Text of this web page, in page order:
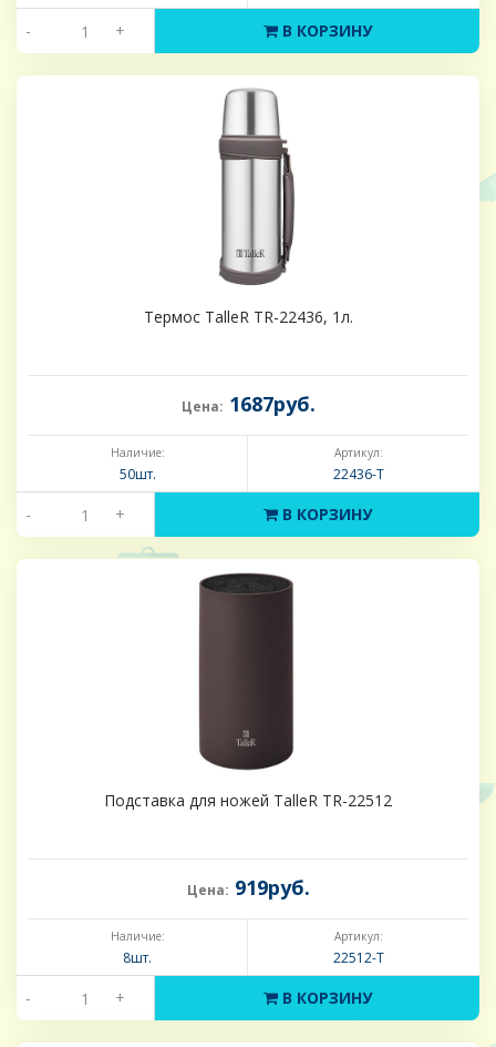
- + В КОРЗИНУ
Термос TalleR TR-22436, 1л.
Цена: 1687руб.
Наличие:
50шт.
Артикул:
22436-Т
- + В КОРЗИНУ
Подставка для ножей TalleR TR-22512
Цена: 919руб.
Наличие:
8шт.
Артикул:
22512-Т
- + В КОРЗИНУ